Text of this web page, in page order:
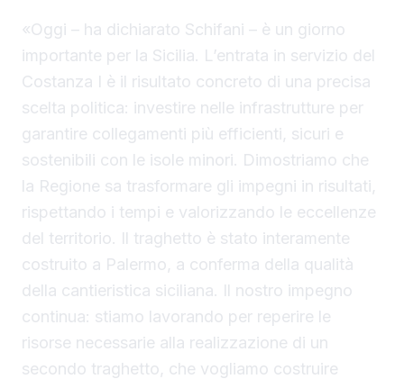
«Oggi – ha dichiarato Schifani – è un giorno
importante per la Sicilia. L’entrata in servizio del
Costanza I è il risultato concreto di una precisa
scelta politica: investire nelle infrastrutture per
garantire collegamenti più efficienti, sicuri e
sostenibili con le isole minori. Dimostriamo che
la Regione sa trasformare gli impegni in risultati,
rispettando i tempi e valorizzando le eccellenze
del territorio. Il traghetto è stato interamente
costruito a Palermo, a conferma della qualità
della cantieristica siciliana. Il nostro impegno
continua: stiamo lavorando per reperire le
risorse necessarie alla realizzazione di un
secondo traghetto, che vogliamo costruire